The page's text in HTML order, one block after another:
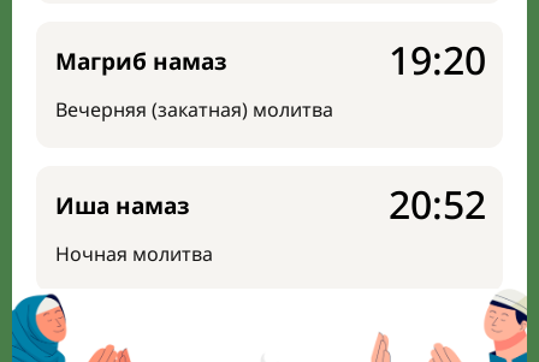
Магриб намаз
Вечерняя (закатная) молитва
19:20
Иша намаз
Ночная молитва
20:52